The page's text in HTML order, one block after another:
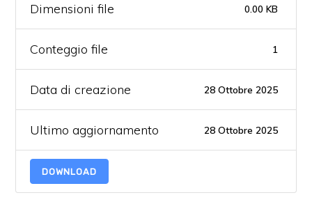
Dimensioni file 0.00 KB
Conteggio file 1
Data di creazione 28 Ottobre 2025
Ultimo aggiornamento 28 Ottobre 2025
DOWNLOAD